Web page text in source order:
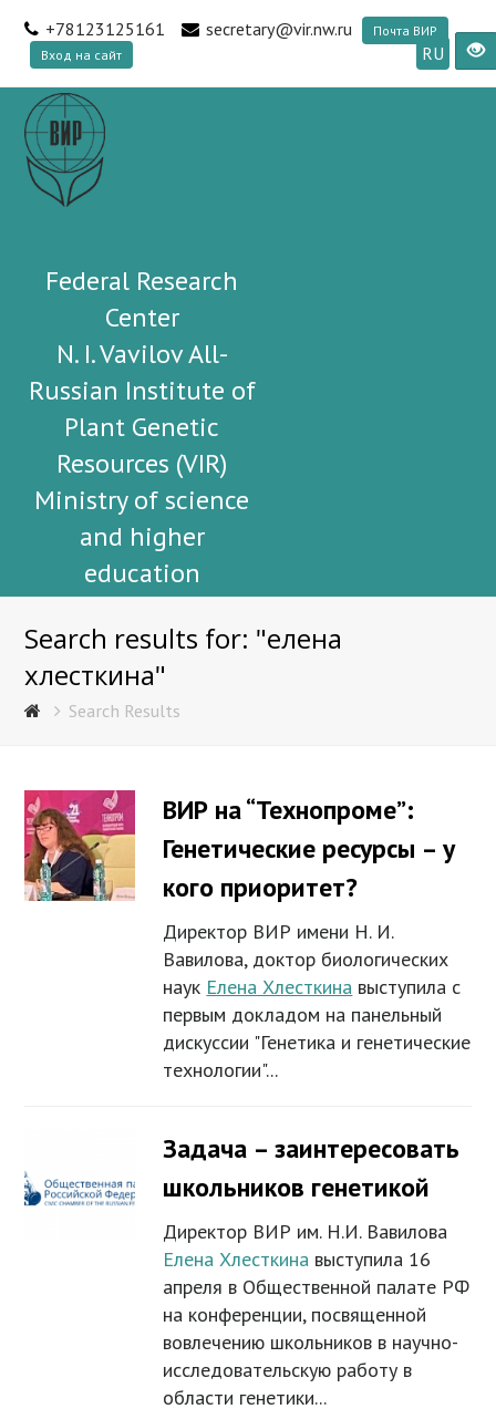
+78123125161 secretary@vir.nw.ru
Почта ВИР
Вход на сайт
RU
Federal Research
Center
N. I. Vavilov All-
Russian Institute of
Plant Genetic
Resources (VIR)
Ministry of science
and higher
education
Search results for: "елена
хлесткина"
Search Results
ВИР на “Технопроме”:
Генетические ресурсы – у
кого приоритет?
Директор ВИР имени Н. И.
Вавилова, доктор биологических
наук Елена Хлесткина выступила с
первым докладом на панельный
дискуссии "Генетика и генетические
технологии"...
Задача – заинтересовать
школьников генетикой
Директор ВИР им. Н.И. Вавилова
Елена Хлесткина выступила 16
апреля в Общественной палате РФ
на конференции, посвященной
вовлечению школьников в научно-
исследовательскую работу в
области генетики...